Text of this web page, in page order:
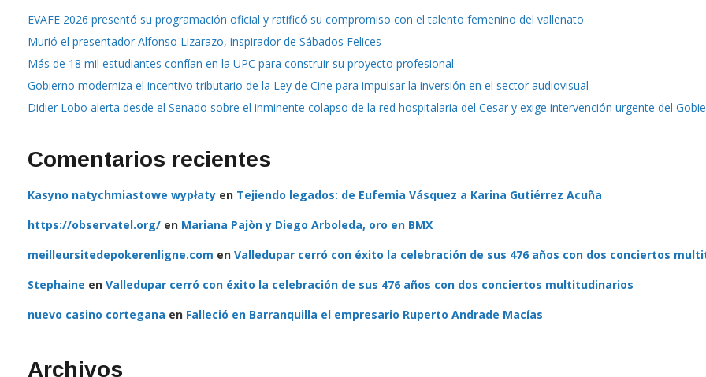
EVAFE 2026 presentó su programación oficial y ratificó su compromiso con el talento femenino del vallenato
Murió el presentador Alfonso Lizarazo, inspirador de Sábados Felices
Más de 18 mil estudiantes confían en la UPC para construir su proyecto profesional
Gobierno moderniza el incentivo tributario de la Ley de Cine para impulsar la inversión en el sector audiovisual
Didier Lobo alerta desde el Senado sobre el inminente colapso de la red hospitalaria del Cesar y exige intervención urgente del
Comentarios recientes
Kasyno natychmiastowe wypłaty en Tejiendo legados: de Eufemia Vásquez a Karina Gutiérrez Acuña
https://observatel.org/ en Mariana Pajòn y Diego Arboleda, oro en BMX
meilleursitedepokerenligne.com en Valledupar cerró con éxito la celebración de sus 476 años con dos conciertos
Stephaine en Valledupar cerró con éxito la celebración de sus 476 años con dos conciertos multitudinarios
nuevo casino cortegana en Falleció en Barranquilla el empresario Ruperto Andrade Macías
Archivos